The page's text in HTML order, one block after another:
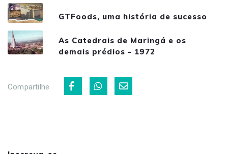
GTFoods, uma história de sucesso
As Catedrais de Maringá e os
demais prédios - 1972
Compartilhe